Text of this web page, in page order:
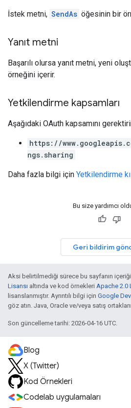
İstek metni, SendAs öğesinin bir
Yanıt metni
Başarılı olursa yanıt metni, yeni
örneğini içerir.
Yetkilendirme kapsamları
Aşağıdaki OAuth kapsamını
https://
ngs.sharing
Daha fazla bilgi için Yetkilendirme
Bu size yardımcı
Geri bildirim
Aksi belirtilmediği sürece bu sayfanın içeriği
Lisansı altında ve kod örnekleri Apache 2.0
lisanslanmıştır. Ayrıntılı bilgi için Google
göz atın. Java, Oracle ve/veya satış
Son güncelleme tarihi: 2026-04-16 UTC.
Blog
X (Twitter)
Kod Örnekleri
Codelab uygulamaları